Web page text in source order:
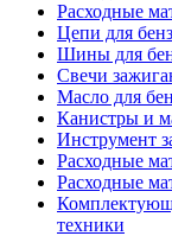
Расходные
Цепи для
Шины для
Свечи
Масло для
Канистры и
Инструмент
Расходные
Расходные
техники